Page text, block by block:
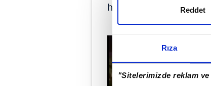
Rıza
"Sitelerimizde reklam
Reddet
hastaneye kaldırıldı.